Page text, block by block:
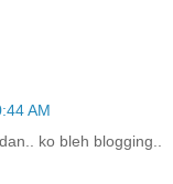
AM
ko bleh blogging..